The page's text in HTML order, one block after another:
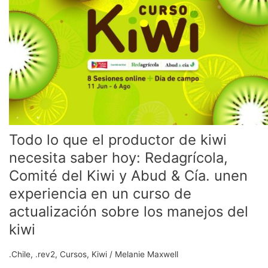
Todo lo que el productor de kiwi
necesita saber hoy: Redagrícola,
Comité del Kiwi y Abud & Cía. unen
experiencia en un curso de
actualización sobre los manejos del
kiwi
.Chile, .rev2, Cursos, Kiwi / Melanie Maxwell
que
el
productor
de
necesita
saber
hoy:
Redagrícola,
Comité
del
y
Abud
&
unen
experiencia
un